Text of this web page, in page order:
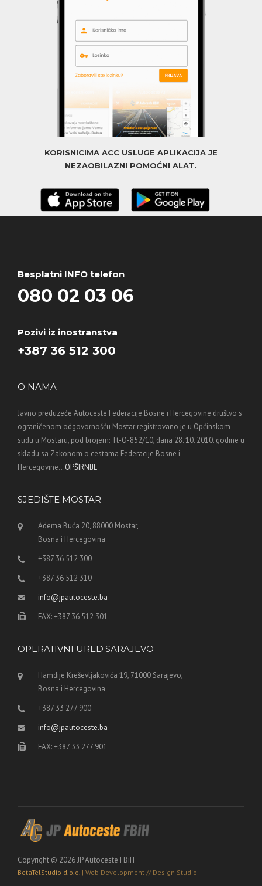
KORISNICIMA ACC USLUGE APLIKACIJA JE
NEZAOBILAZNI POMOĆNI ALAT.
Besplatni INFO telefon
080 02 03 06
Pozivi iz inostranstva
+387 36 512 300
O NAMA
Javno preduzeće Autoceste Federacije Bosne i Hercegovine društvo s
ograničenom odgovornošću Mostar registrovano je u Općinskom
sudu u Mostaru, pod brojem: Tt-O-852/10, dana 28. 10. 2010. godine u
skladu sa Zakonom o cestama Federacije Bosne i
Hercegovine...OPŠIRNIJE
SJEDIŠTE MOSTAR
Adema Buća 20, 88000 Mostar,
Bosna i Hercegovina
+387 36 512 300
+387 36 512 310
info@jpautoceste.ba
FAX: +387 36 512 301
OPERATIVNI URED SARAJEVO
Hamdije Kreševljakovića 19, 71000 Sarajevo,
Bosna i Hercegovina
+387 33 277 900
info@jpautoceste.ba
FAX: +387 33 277 901
Copyright © 2026 JP Autoceste FBiH
BetaTelStudio d.o.o. | Web Development // Design Studio